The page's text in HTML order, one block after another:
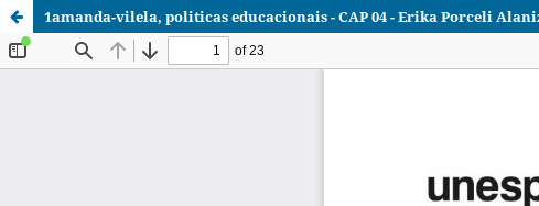
1amanda-vilela, politicas educacionais - CAP 04 - Erika Porceli